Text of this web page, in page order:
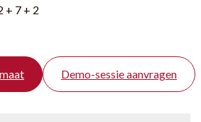
+ 7 + 2
Demo-sessie aanvragen